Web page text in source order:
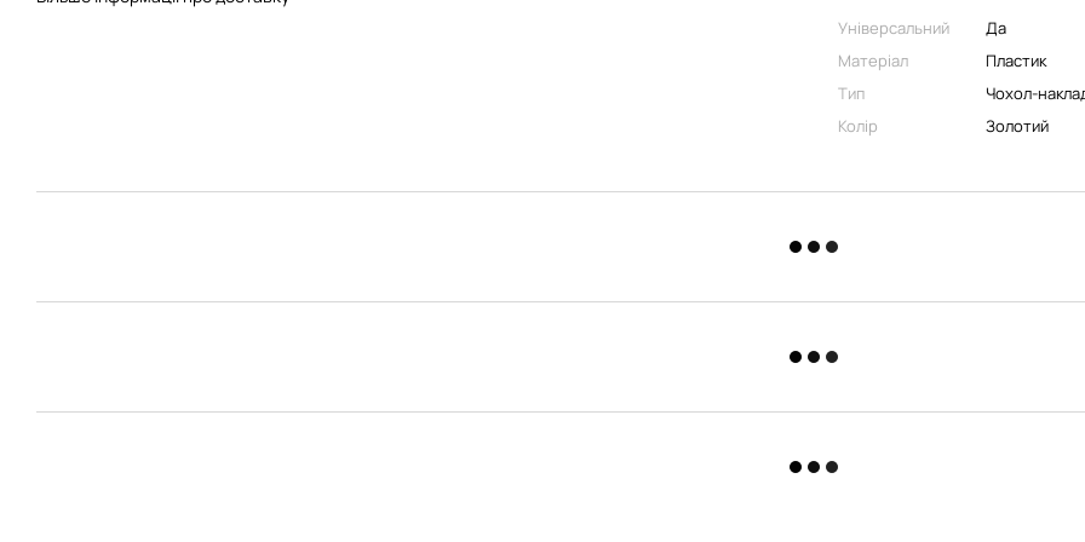
Універсальний
Да
Матеріал
Пластик
Тип
Чохол-
Колір
Золотий